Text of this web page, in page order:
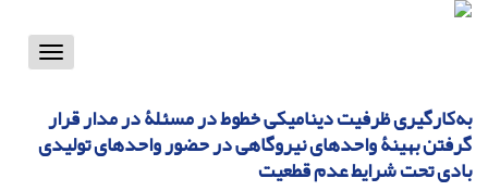
Toggle
به‌کارگیری ظرفیت دینامیکی خطوط در مسئلۀ در مدار قرار
گرفتن بهینۀ واحدهای نیروگاهی در حضور واحدهای تولیدی
بادی تحت شرایط عدم قطعیت